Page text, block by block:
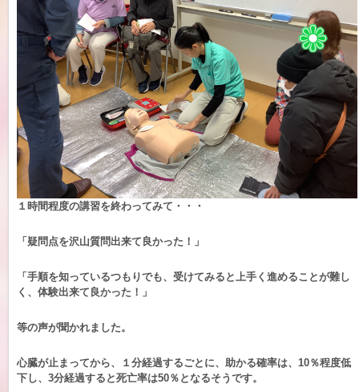
１時間程度の講習を終わってみて・・・
「疑問点を沢山質問出来て良かった！」
「手順を知っているつもりでも、受けてみると上手く進めることが難し
く、体験出来て良かった！」
等の声が聞かれました。
心臓が止まってから、１分経過するごとに、助かる確率は、10％程度低
下し、3分経過すると死亡率は50％となるそうです。